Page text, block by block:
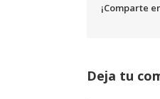
¡Comparte
Deja tu